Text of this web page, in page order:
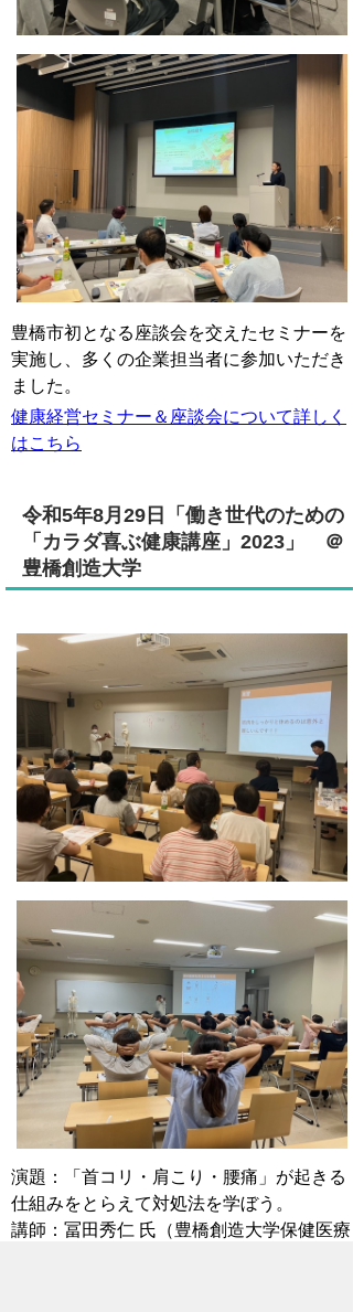
豊橋市初となる座談会を交えたセミナーを
実施し、多くの企業担当者に参加いただき
ました。
健康経営セミナー＆座談会について詳しく
はこちら
令和5年8月29日「 働き世代のための
「カラダ喜ぶ健康講座」2023 」 ＠
豊橋創造大学
演題：「首コリ・肩こり・腰痛」が起きる
仕組みをとらえて対処法を学ぼう。
講師：冨田秀仁 氏（豊橋創造大学保健医療